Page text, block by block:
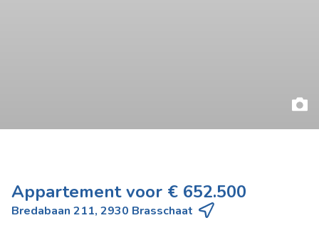
Appartement voor € 652.500
Bredabaan 211, 2930 Brasschaat